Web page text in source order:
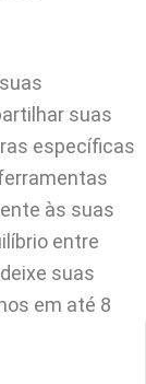
suas
específicas
às suas
entre
suas
em até 8